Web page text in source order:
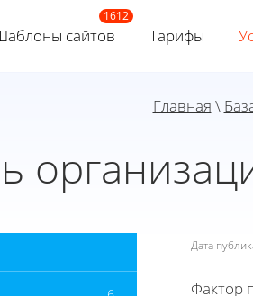
сайтов Тарифы
Главная \
Дата
Фактор